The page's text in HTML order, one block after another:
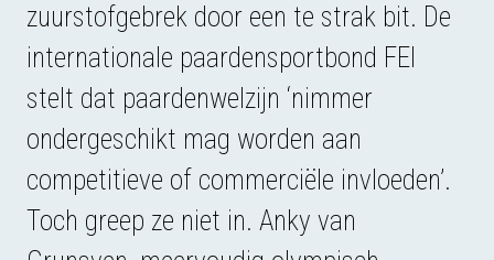
zuurstofgebrek door een te strak bit. De
internationale paardensportbond FEI
stelt dat paardenwelzijn ‘nimmer
ondergeschikt mag worden aan
competitieve of commerciële invloeden’.
Toch greep ze niet in. Anky van